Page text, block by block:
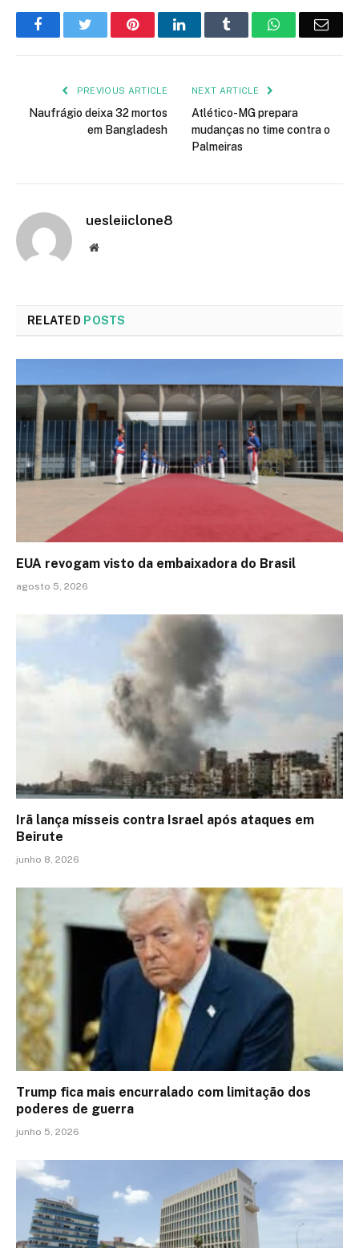
FacebookTwitter PinterestLinkedIn Tumblr WhatsApp
PREVIOUS ARTICLE
Naufrágio deixa 32 mortos
em Bangladesh
NEXT ARTICLE
Atlético-MG prepara
mudanças no time contra o
Palmeiras
uesleiiclone8
Website
RELATED POSTS
EUA revogam visto da embaixadora do Brasil
agosto 5, 2026
Irã lança mísseis contra Israel após ataques em
Beirute
junho 8, 2026
Trump fica mais encurralado com limitação dos
poderes de guerra
junho 5, 2026